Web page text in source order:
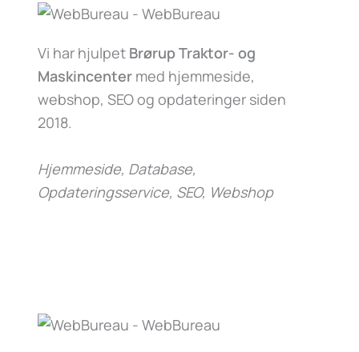
Vi har hjulpet Brørup Traktor- og
Maskincenter med hjemmeside,
webshop, SEO og opdateringer siden
2018.
Hjemmeside, Database,
Opdateringsservice, SEO, Webshop